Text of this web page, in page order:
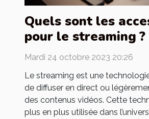
Quels sont les
pour le streaming ?
Mardi 24 octobre 2023 20:26
Le streaming est une
de diffuser en direct ou
des contenus vidéos. Cette
plus en plus utilisée dans